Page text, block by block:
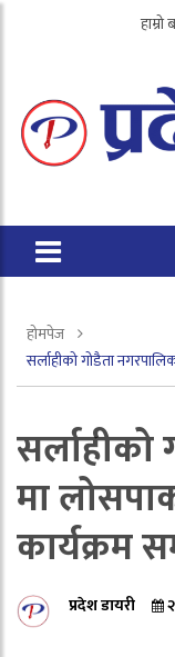
हाम्रो
होमपेज
सर्लाहीको गोडैता
मा
कार्यक्रम
प्रदेश डायरी